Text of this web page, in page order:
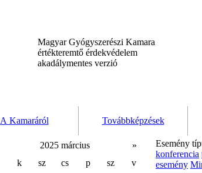
Magyar Gyógyszerészi Kamara
értékteremtő érdekvédelem
akadálymentes verzió
A Kamaráról Továbbképzések
2025 március
»
k sz cs p sz
v
Esemény
konferencia
esemény